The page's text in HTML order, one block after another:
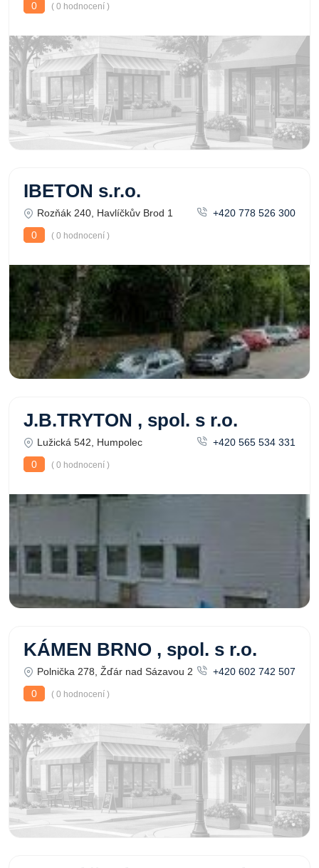
0 ( 0 hodnocení )
IBETON s.r.o.
Rozňák 240, Havlíčkův Brod 1
+420 778 526 300
0
( 0 hodnocení )
J.B.TRYTON , spol. s r.o.
Lužická 542, Humpolec
+420 565 534 331
0
( 0 hodnocení )
KÁMEN BRNO , spol. s r.o.
Polnička 278, Žďár nad Sázavou 2
+420 602 742 507
0
( 0 hodnocení )